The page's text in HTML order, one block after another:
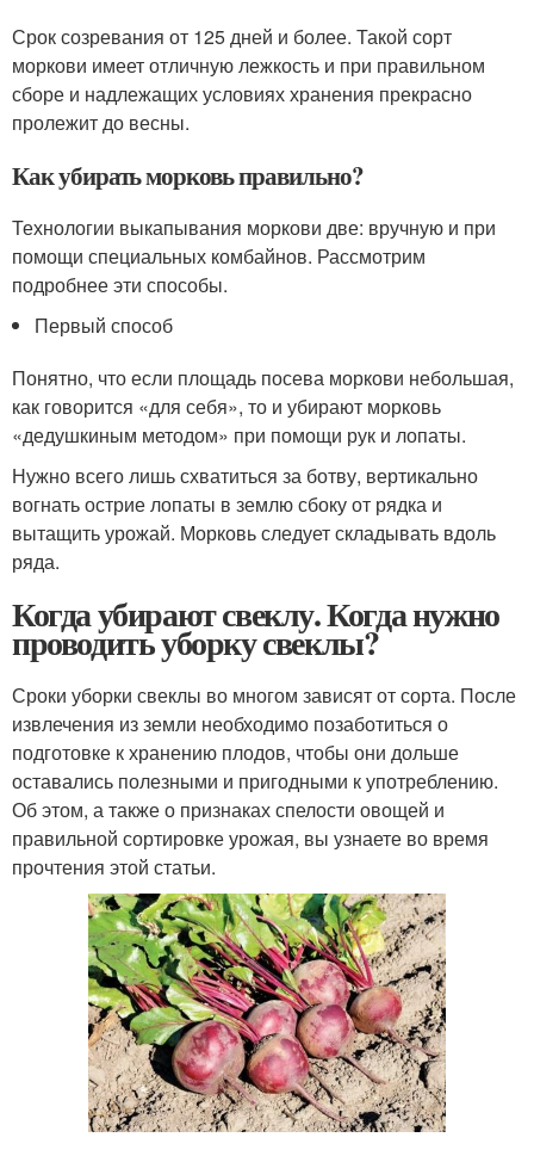
Срок созревания от 125 дней и более. Такой сорт
моркови имеет отличную лежкость и при правильном
сборе и надлежащих условиях хранения прекрасно
пролежит до весны.
Как убирать морковь правильно?
Технологии выкапывания моркови две: вручную и при
помощи специальных комбайнов. Рассмотрим
подробнее эти способы.
Первый способ
Понятно, что если площадь посева моркови небольшая,
как говорится «для себя», то и убирают морковь
«дедушкиным методом» при помощи рук и лопаты.
Нужно всего лишь схватиться за ботву, вертикально
вогнать острие лопаты в землю сбоку от рядка и
вытащить урожай. Морковь следует складывать вдоль
ряда.
Когда убирают свеклу. Когда нужно
проводить уборку свеклы?
Сроки уборки свеклы во многом зависят от сорта. После
извлечения из земли необходимо позаботиться о
подготовке к хранению плодов, чтобы они дольше
оставались полезными и пригодными к употреблению.
Об этом, а также о признаках спелости овощей и
правильной сортировке урожая, вы узнаете во время
прочтения этой статьи.